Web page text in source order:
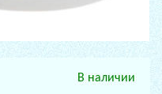
В наличии